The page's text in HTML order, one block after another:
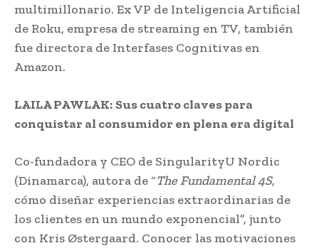
multimillonario. Ex VP de Inteligencia Artificial
de Roku, empresa de streaming en TV, también
fue directora de Interfases Cognitivas en
Amazon.
LAILA PAWLAK: Sus cuatro claves para
conquistar al consumidor en plena era digital
Co-fundadora y CEO de SingularityU Nordic
(Dinamarca), autora de “The Fundamental 4S,
cómo diseñar experiencias extraordinarias de
los clientes en un mundo exponencial”, junto
con Kris Østergaard. Conocer las motivaciones